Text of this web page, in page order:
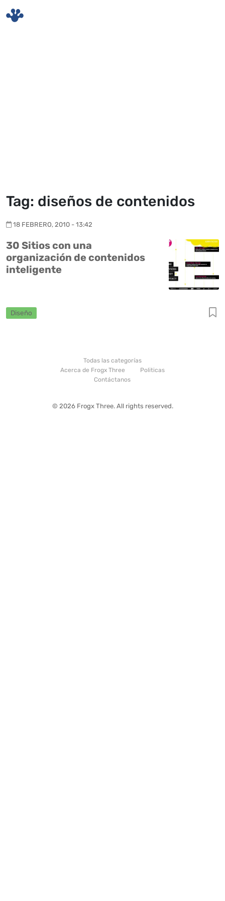
Tag: diseños de contenidos
18 FEBRERO, 2010 - 13:42
30 Sitios con una
organización de contenidos
inteligente
Diseño
Todas las categorías
Acerca de Frogx Three
Politicas
Contáctanos
© 2026 Frogx Three. All rights reserved.